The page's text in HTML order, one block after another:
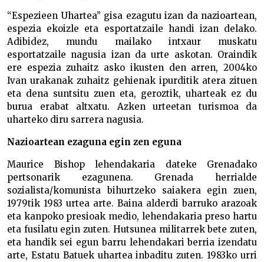
“Espezieen Uhartea” gisa ezagutu izan da nazioartean,
espezia ekoizle eta esportatzaile handi izan delako.
Adibidez, mundu mailako intxaur muskatu
esportatzaile nagusia izan da urte askotan. Oraindik
ere espezia zuhaitz asko ikusten den arren, 2004ko
Ivan urakanak zuhaitz gehienak ipurditik atera zituen
eta dena suntsitu zuen eta, geroztik, uharteak ez du
burua erabat altxatu. Azken urteetan turismoa da
uharteko diru sarrera nagusia.
Nazioartean ezaguna egin zen eguna
Maurice Bishop lehendakaria dateke Grenadako
pertsonarik ezagunena. Grenada herrialde
sozialista/komunista bihurtzeko saiakera egin zuen,
1979tik 1983 urtea arte. Baina alderdi barruko arazoak
eta kanpoko presioak medio, lehendakaria preso hartu
eta fusilatu egin zuten. Hutsunea militarrek bete zuten,
eta handik sei egun barru lehendakari berria izendatu
arte, Estatu Batuek uhartea inbaditu zuten. 1983ko urri